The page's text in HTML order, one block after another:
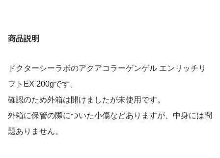
商品説明
ドクターシーラボのアクアコラーゲンゲル エンリッチリ
フトEX 200gです。
確認のため外箱は開けましたが未使用です。
外箱に保管の際についた小傷などありますが、中身には問
題ありません。